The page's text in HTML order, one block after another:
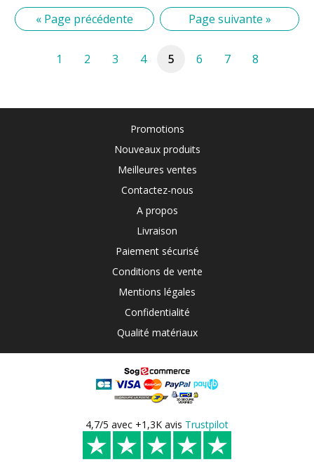
« Page précédente Page suivante »
1 2 3 4 5 6 7 8
Promotions
Nouveaux produits
Meilleures ventes
Contactez-nous
A propos
Livraison
Paiement sécurisé
Conditions de vente
Mentions légales
Confidentialité
Qualité matériaux
4,7/5 avec +1,3K avis Trustpilot